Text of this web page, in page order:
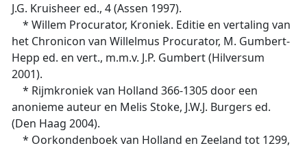
J.G. Kruisheer ed., 4 (Assen 1997).
* Willem Procurator, Kroniek. Editie en vertaling van
het Chronicon van Willelmus Procurator, M. Gumbert-
Hepp ed. en vert., m.m.v. J.P. Gumbert (Hilversum
2001).
* Rijmkroniek van Holland 366-1305 door een
anonieme auteur en Melis Stoke, J.W.J. Burgers ed.
(Den Haag 2004).
* Oorkondenboek van Holland en Zeeland tot 1299,